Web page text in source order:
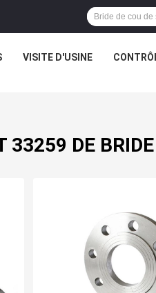
VISITE D'USINE
33259 DE BRIDE